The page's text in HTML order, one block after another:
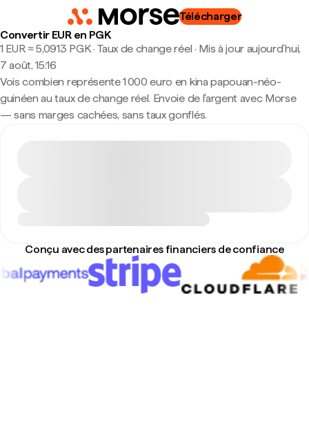
Télécharger
Convertir EUR en PGK
1 EUR ≈ 5,0913 PGK · Taux de change réel · Mis à jour aujourd’hui,
7 août, 15:16
Vois combien représente 1 000 euro en kina papouan-néo-
guinéen au taux de change réel. Envoie de l'argent avec Morse
— sans marges cachées, sans taux gonflés.
Conçu avec des partenaires financiers de confiance